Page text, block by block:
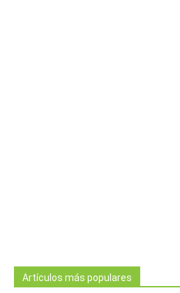
Artículos más populares